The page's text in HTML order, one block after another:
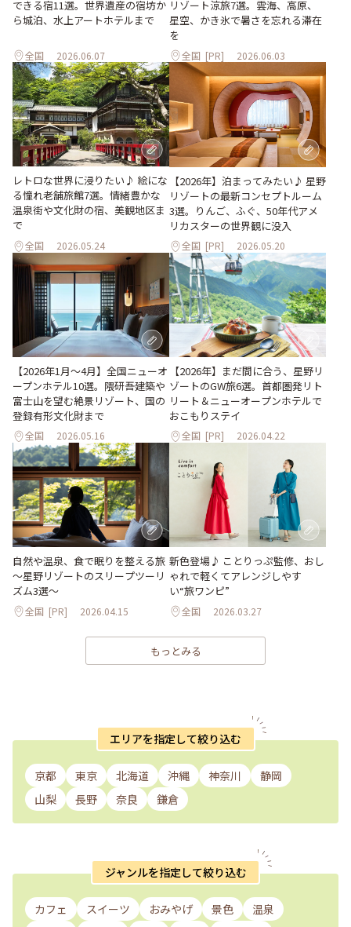
できる宿11選。世界遺産の宿坊か
ら城泊、水上アートホテルまで
全国 2026.06.07
リゾート涼旅7選。雲海、高原、
星空、かき氷で暑さを忘れる滞在
を
全国 [PR] 2026.06.03
レトロな世界に浸りたい♪ 絵にな
る憧れ老舗旅館7選。情緒豊かな
温泉街や文化財の宿、美観地区ま
で
全国 2026.05.24
【2026年】泊まってみたい♪ 星野
リゾートの最新コンセプトルーム
3選。りんご、ふぐ、50年代アメ
リカスターの世界観に没入
全国 [PR] 2026.05.20
【2026年1月～4月】全国ニューオ
ープンホテル10選。隈研吾建築や
富士山を望む絶景リゾート、国の
登録有形文化財まで
全国 2026.05.16
【2026年】まだ間に合う、星野リ
ゾートのGW旅6選。首都圏発リト
リート＆ニューオープンホテルで
おこもりステイ
全国 [PR] 2026.04.22
自然や温泉、食で眠りを整える旅
～星野リゾートのスリープツーリ
ズム3選～
全国 [PR] 2026.04.15
新色登場♪ ことりっぷ監修、おし
ゃれで軽くてアレンジしやす
い“旅ワンピ”
全国 2026.03.27
もっとみる
エリアを指定して絞り込む
京都 東京 北海道 沖縄 神奈川
静岡
山梨
長野 奈良 鎌倉
ジャンルを指定して絞り込む
カフェ スイーツ おみやげ 景色
温泉